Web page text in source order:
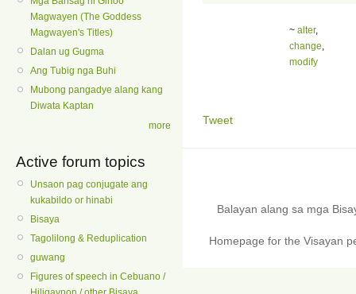
Magwayen (The Goddess
Magwayen's Titles)
Dalan ug Gugma
Ang Tubig nga Buhi
Mubong pangadye alang kang
Diwata Kaptan
more
Active forum topics
Unsaon pag conjugate ang
kukabildo or hinabi
Bisaya
Tagolilong & Reduplication
guwang
Figures of speech in Cebuano /
~ alter,
change
modify
Tweet
Balayan alang sa mga
Homepage for the Visayan